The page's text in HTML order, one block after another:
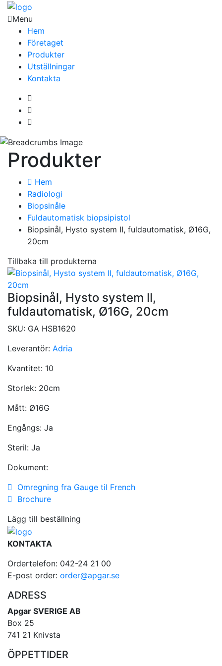
Menu
Hem
Företaget
Produkter
Utställningar
Kontakta
Produkter
Hem
Radiologi
Biopsinåle
Fuldautomatisk biopsipistol
Biopsinål, Hysto system II, fuldautomatisk, Ø16G,
20cm
Tillbaka till produkterna
Biopsinål, Hysto system II,
fuldautomatisk, Ø16G, 20cm
SKU: GA HSB1620
Leverantör: Adria
Kvantitet: 10
Storlek: 20cm
Mått: Ø16G
Engångs: Ja
Steril: Ja
Dokument:
Omregning fra Gauge til French
Brochure
Lägg till beställning
KONTAKTA
Ordertelefon: 042-24 21 00
E-post order: order@apgar.se
ADRESS
Apgar SVERIGE AB
Box 25
741 21 Knivsta
ÖPPETTIDER